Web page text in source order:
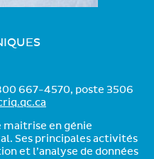
667-4570, poste 3506
maitrise en génie
Ses principales activités
et l’analyse de données